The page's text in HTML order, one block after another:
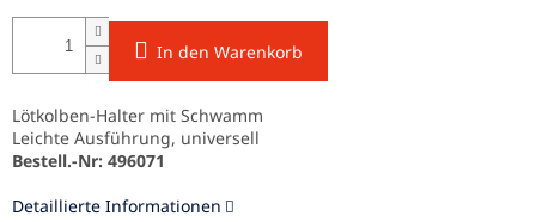
In den Warenkorb
Lötkolben-Halter mit Schwamm
Leichte Ausführung, universell
Bestell.-Nr: 496071
Detaillierte Informationen